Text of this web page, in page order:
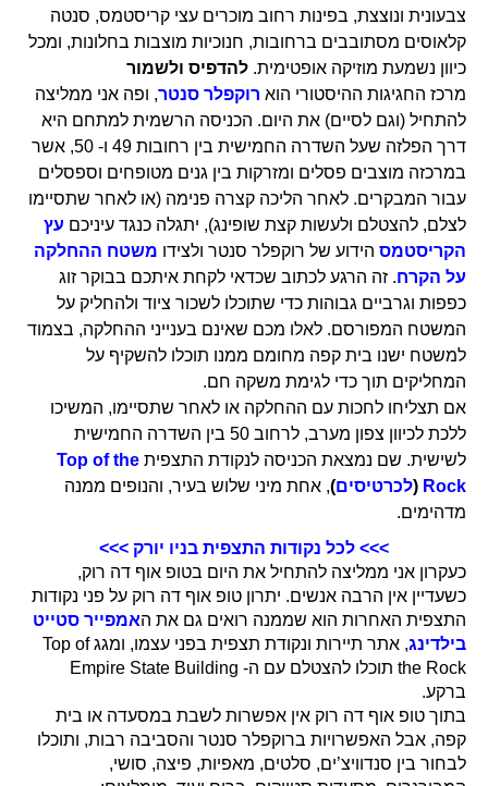
צבעונית ונוצצת, בפינות רחוב מוכרים עצי קריסטמס, סנטה
קלאוסים מסתובבים ברחובות, חנוכיות מוצבות בחלונות, ומכל
כיוון נשמעת מוזיקה אופטימית. להדפיס ולשמור
מרכז החגיגות ההיסטורי הוא רוקפלר סנטר, ופה אני ממליצה
להתחיל (וגם לסיים) את היום. הכניסה הרשמית למתחם היא
דרך הפלזה שעל השדרה החמישית בין רחובות 49 ו- 50, אשר
במרכזה מוצבים פסלים ומזרקות בין גנים מטופחים וספסלים
עבור המבקרים. לאחר הליכה קצרה פנימה (או לאחר שתסיימו
לצלם, להצטלם ולעשות קצת שופינג), יתגלה כנגד עיניכם עץ
הקריסטמס הידוע של רוקפלר סנטר ולצידו משטח ההחלקה
על הקרח. זה הרגע לכתוב שכדאי לקחת איתכם בבוקר זוג
כפפות וגרביים גבוהות כדי שתוכלו לשכור ציוד ולהחליק על
המשטח המפורסם. לאלו מכם שאינם בענייני ההחלקה, בצמוד
למשטח ישנו בית קפה מחומם ממנו תוכלו להשקיף על
המחליקים תוך כדי לגימת משקה חם.
אם תצליחו לחכות עם ההחלקה או לאחר שתסיימו, המשיכו
ללכת לכיוון צפון מערב, לרחוב 50 בין השדרה החמישית
לשישית. שם נמצאת הכניסה לנקודת התצפית Top of the
Rock
(לכרטיסים), אחת מיני שלוש בעיר, והנופים ממנה
מדהימים.
>>> לכל נקודות התצפית בניו יורק >>>
כעקרון אני ממליצה להתחיל את היום בטופ אוף דה רוק,
כשעדיין אין הרבה אנשים. יתרון טופ אוף דה רוק על פני נקודות
התצפית האחרות הוא שממנה רואים גם את האמפייר סטייט
בילדינג
, אתר תיירות ונקודת תצפית בפני עצמו, ומגג Top of
the Rock תוכלו להצטלם עם ה- Empire State Building
ברקע.
בתוך טופ אוף דה רוק אין אפשרות לשבת במסעדה או בית
קפה, אבל האפשרויות ברוקפלר סנטר והסביבה רבות, ותוכלו
לבחור בין סנדוויצ’ים, סלטים, מאפיות, פיצה, סושי,